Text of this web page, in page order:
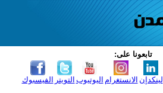
تابعونا على:
الفيسبوك التويتر اليوتيوب الانستغرام لينكدإن